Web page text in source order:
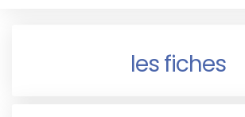
les fiches